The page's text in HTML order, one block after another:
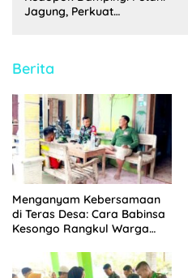
dan BPKB
Berita
Menganyam Kebersamaan
di Teras Desa: Cara Babinsa
Kesongo Rangkul Warga
Bojonegoro